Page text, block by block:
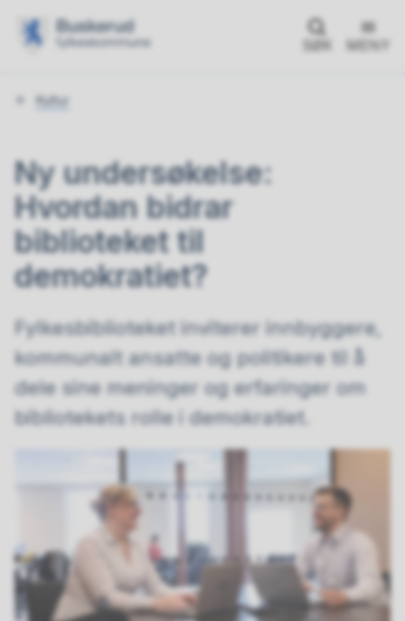
SØK MENY
Du
Kultur
Ny undersøkelse:
Hvordan bidrar
biblioteket til
demokratiet?
Fylkesbiblioteket inviterer innbyggere,
kommunalt ansatte og politikere til å
dele sine meninger og erfaringer om
bibliotekets rolle i demokratiet.